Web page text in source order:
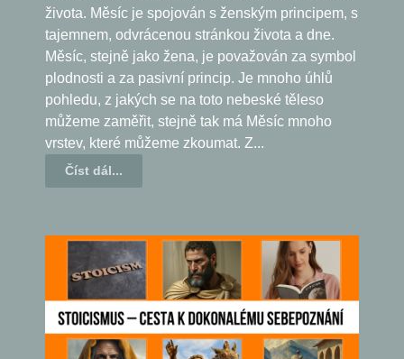
života. Měsíc je spojován s ženským principem, s
tajemnem, odvrácenou stránkou života a dne.
Měsíc, stejně jako žena, je považován za symbol
plodnosti a za pasivní princip. Je mnoho úhlů
pohledu, z jakých se na toto nebeské těleso
můžeme zaměřit, stejně tak má Měsíc mnoho
vrstev, které můžeme zkoumat. Z...
Číst dál...